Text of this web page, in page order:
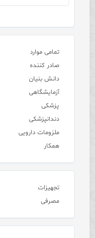
تمامی موارد
صادر کننده
دانش بنیان
آزمایشگاهی
پزشکی
دندانپزشکی
ملزومات دارویی
همکار
تجهیزات
مصرفی